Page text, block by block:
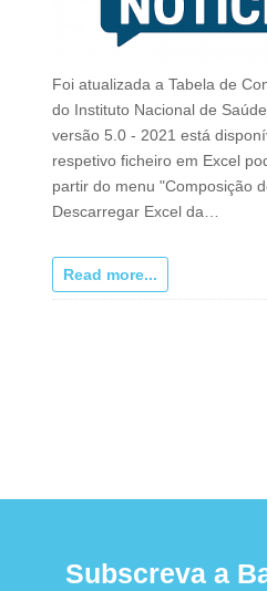
Foi atualizada a Tabela de
do Instituto Nacional de
versão 5.0 - 2021 está
respetivo ficheiro em Excel
partir do menu "Composição
Descarregar Excel da…
Read more...
Subscreva a